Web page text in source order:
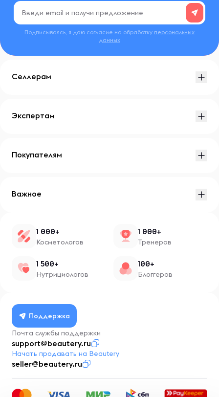
Подписываясь, я даю согласие на обработку персональных
данных
Селлерам
Экспертам
Покупателям
Важное
1 000+
Косметологов
1 000+
Тренеров
1 500+
Нутрициологов
100+
Блоггеров
Поддержка
Почта службы поддержки
support@beautery.ru
Начать продавать на Beautery
seller@beautery.ru